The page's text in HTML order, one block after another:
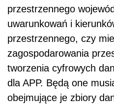
przestrzennego
uwarunkowań i
przestrzennego, czy
zagospodarowania
tworzenia cyfrowych
dla APP. Będą one
obejmujące je zbiory